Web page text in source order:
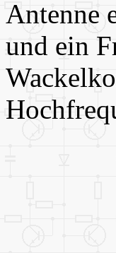
Antenne
und ein